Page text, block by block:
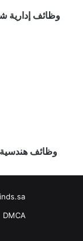
وظائف إدارية
وظائف هندسية
DMCA